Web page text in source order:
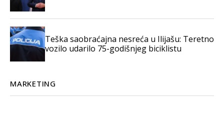
Teška saobraćajna nesreća u Ilijašu: Teretno
vozilo udarilo 75-godišnjeg biciklistu
MARKETING